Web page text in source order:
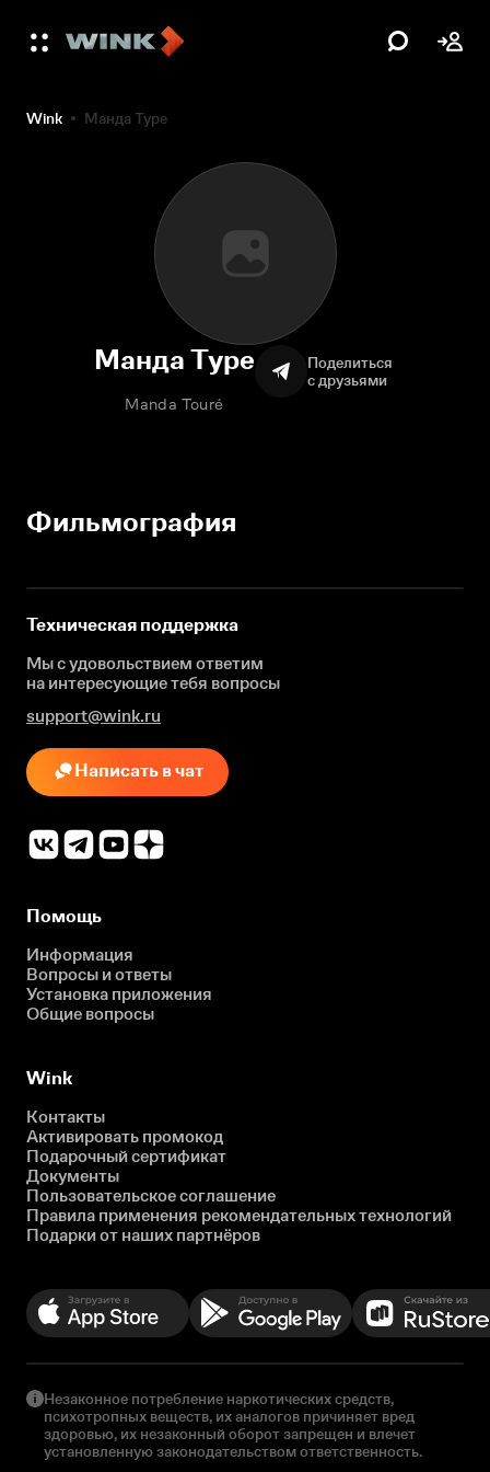
Wink Манда Туре
Манда Туре
Manda Touré
Поделиться
с друзьями
Фильмография
Техническая поддержка
Мы с удовольствием ответим
на интересующиетебя вопросы
support@wink.ru
Написать в чат
Помощь
Информация
Вопросы и ответы
Установка приложения
Общие вопросы
Wink
Контакты
Активировать промокод
Подарочный сертификат
Документы
Пользовательское соглашение
Правила применения рекомендательных технологий
Подарки от наших партнёров
Незаконное потребление наркотических средств,
психотропных веществ, их аналогов причиняет вред
здоровью, их незаконный оборот запрещен и влечет
установленную законодательством ответственность.